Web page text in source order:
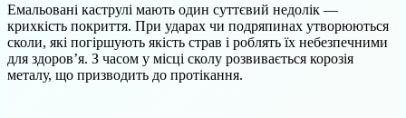
Емальовані каструлі мають один суттєвий недолік —
крихкість покриття. При ударах чи подряпинах утворюються
сколи, які погіршують якість страв і роблять їх небезпечними
для здоров’я. З часом у місці сколу розвивається корозія
металу, що призводить до протікання.